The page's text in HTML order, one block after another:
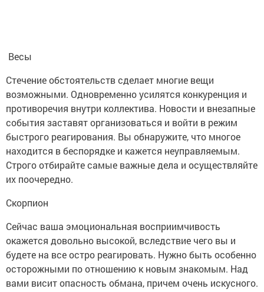
Весы
Стечение обстоятельств сделает многие вещи
возможными. Одновременно усилятся конкуренция и
противоречия внутри коллектива. Новости и внезапные
события заставят организоваться и войти в режим
быстрого реагирования. Вы обнаружите, что многое
находится в беспорядке и кажется неуправляемым.
Строго отбирайте самые важные дела и осуществляйте
их поочередно.
Скорпион
Сейчас ваша эмоциональная восприимчивость
окажется довольно высокой, вследствие чего вы и
будете на все остро реагировать. Нужно быть особенно
осторожными по отношению к новым знакомым. Над
вами висит опасность обмана, причем очень искусного.